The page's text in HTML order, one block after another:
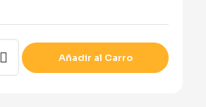
Añadir al Carro